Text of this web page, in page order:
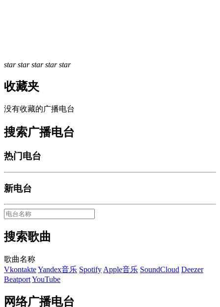
star star star star star
收藏夹
没有收藏的广播电台
搜索广播电台
热门电台
新电台
搜索歌曲
歌曲名称
VkontakteYandex音乐 Spotify Apple音乐 SoundCloud Deezer
BeatportYouTube
网络广播电台